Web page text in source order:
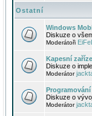
Ostatní
Windows
Diskuze o
Moderátoři
Kapesní
Diskuze o
Moderátor
Programování
Diskuze o
Moderátor